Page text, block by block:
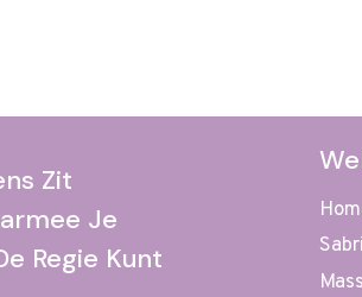
Zit
Je
Regie Kunt